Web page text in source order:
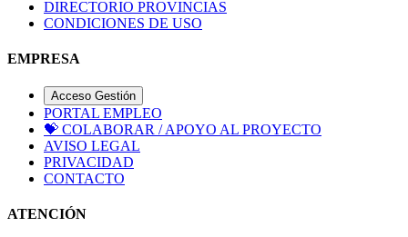
DIRECTORIO PROVINCIAS
CONDICIONES DE USO
EMPRESA
Acceso Gestión
PORTAL EMPLEO
💝 COLABORAR / APOYO AL PROYECTO
AVISO LEGAL
PRIVACIDAD
CONTACTO
ATENCIÓN